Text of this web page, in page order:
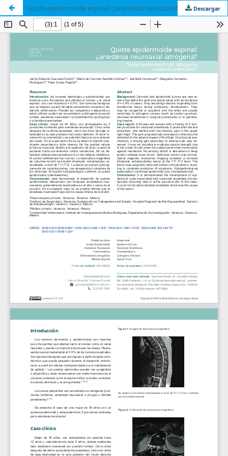
Quiste epidermoide espinal: ¿anestesia neuroaxial iatrógena?
Descargar